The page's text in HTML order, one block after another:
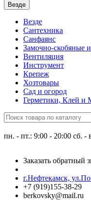
Везде
Везде
Сантехника
Санфаянс
Замочно-скобяные
Вентиляция
Инструмент
Крепеж
Хозтовары
Сад и огород
Герметики, Клей и
пн. - пт.: 9:00 - 20:00 сб. -
Заказать обратный
г.Нефтекамск,
+7 (919)155-38-29
berkovsky@mail.ru